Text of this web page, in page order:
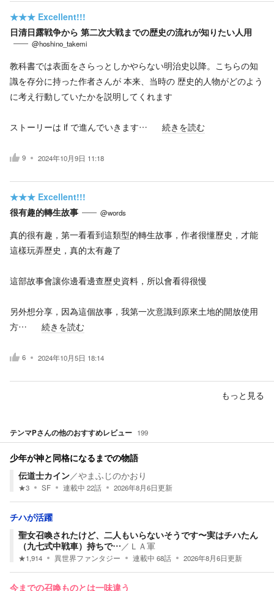
★★★ Excellent!!!
日清日露戦争から 第二次大戦までの歴史の流れが知りたい人用
@hoshino_takemi
教科書では表面をさらっとしかやらない明治史以降。こちらの知
識を存分に持った作者さんが 本来、当時の 歴史的人物がどのよう
に考え行動していたかを説明してくれます
ストーリーは if で進んでいきます… 続きを読む
9 2024年10月9日 11:18
★★★ Excellent!!!
很有趣的轉生故事
@words
真的很有趣，第一看看到這類型的轉生故事，作者很懂歷史，才能
這樣玩弄歷史，真的太有趣了
這部故事會讓你邊看邊查歷史資料，所以會看得很慢
另外想分享，因為這個故事，我第一次意識到原來土地的開放使用
方…
続きを読む
6 2024年10月5日 18:14
もっと見る
テンマPさんの他のおすすめレビュー 199
少年が神と同格になるまでの物語
伝道士カイン／やまふじのかおり
★3 SF 連載中 22話 2026年8月6日更新
チハが活躍
聖女召喚されたけど、二人もいらないそうです〜実はチハたん
（九七式中戦車）持ちで… ／ ＬＡ軍
★1,914 異世界ファンタジー 連載中 68話 2026年8月6日更新
今までの召喚ものとは一味違う